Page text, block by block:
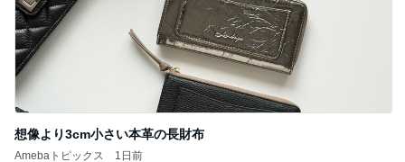
想像より3cm小さい本革の長財布
Amebaトピックス 1日前
記事を読む